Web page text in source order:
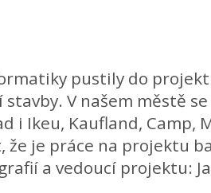
pustily do projektu
V našem městě
Ikeu, Kaufland, Camp,
je práce na projektu
a vedoucí projektu: